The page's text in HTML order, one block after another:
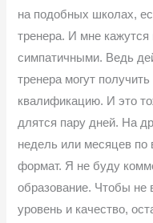
на подобных школах,
тренера. И мне
симпатичными. Ведь
тренера могут
квалификацию. И это
длятся пару дней. На
недель или месяцев
формат. Я не буду
образование. Чтобы не
уровень и качество,